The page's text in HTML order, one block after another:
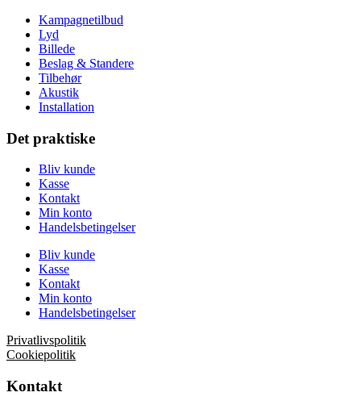
Kampagnetilbud
Lyd
Billede
Beslag & Standere
Tilbehør
Akustik
Installation
Det praktiske
Bliv kunde
Kasse
Kontakt
Min konto
Handelsbetingelser
Bliv kunde
Kasse
Kontakt
Min konto
Handelsbetingelser
Privatlivspolitik
Cookiepolitik
Kontakt